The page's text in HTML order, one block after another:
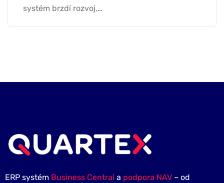
systém brzdí rozvoj,…
ERP systém Business Central a podpora NAV – od